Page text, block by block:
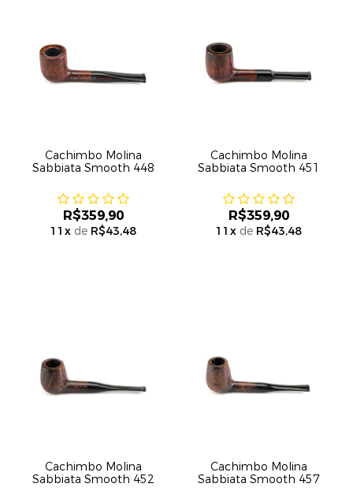
Cachimbo Molina
Sabbiata Smooth 448
R$359,90
11x de R$43,48
Cachimbo Molina
Sabbiata Smooth 451
R$359,90
11 xde R$43,48
Cachimbo Molina
Sabbiata Smooth 452
Cachimbo Molina
Sabbiata Smooth 457